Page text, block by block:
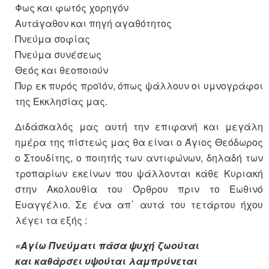
Φως και φωτός χορηγόν
Αυτάγαθον και πηγή αγαθότητος
Πνεύμα σοφίας
Πνεύμα συνέσεως
Θεός και θεοποιούν
Πυρ εκ πυρός προϊόν, όπως ψάλλουν οι υμνογράφοι
της Εκκλησίας μας.
Διδάσκαλός μας αυτή την επιφανή και μεγάλη
ημέρα της πίστεώς μας θα είναι ο Άγιος Θεόδωρος
ο Στουδίτης, ο ποιητής των αντιφώνων, δηλαδή των
τροπαρίων εκείνων που ψάλλονται κάθε Κυριακή
στην Ακολουθία του Όρθρου πριν το Εωθινό
Ευαγγέλιο. Σε ένα απ΄ αυτά του τετάρτου ήχου
λέγει τα εξής :
«Αγίω Πνεύματι πάσα ψυχή ζωούται
και καθάρσει υψούται λαμπρύνεται